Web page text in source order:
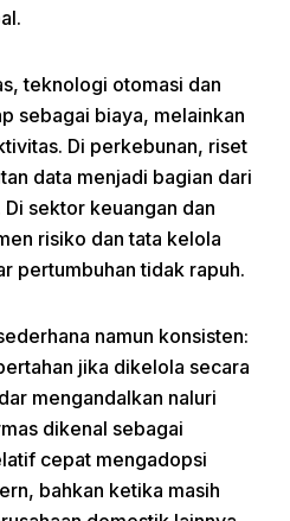
teknologi otomasi dan
sebagai biaya, melainkan
Di perkebunan, riset
data menjadi bagian dari
sektor keuangan dan
risiko dan tata kelola
pertumbuhan tidak rapuh.
namun konsisten:
jika dikelola secara
mengandalkan naluri
dikenal sebagai
cepat mengadopsi
bahkan ketika masih